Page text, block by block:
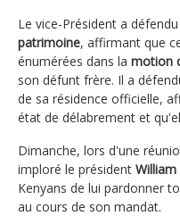
Le vice-Président a
patrimoine, affirmant que
énumérées dans la motion
son défunt frère. Il a
de sa résidence officielle,
état de délabrement et
Dimanche, lors d'une
imploré le président
Kenyans de lui pardonner
au cours de son mandat.